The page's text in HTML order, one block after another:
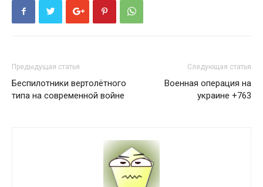
Предыдущая статья
Беспилотники вертолётного
типа на современной войне
Следующая статья
Военная операция на
украине +763